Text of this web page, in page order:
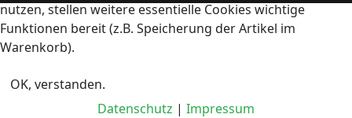
nutzen, stellen weitere essentielle Cookies wichtige
Funktionen bereit (z.B. Speicherung der Artikel im
Warenkorb).
OK, verstanden.
Datenschutz | Impressum